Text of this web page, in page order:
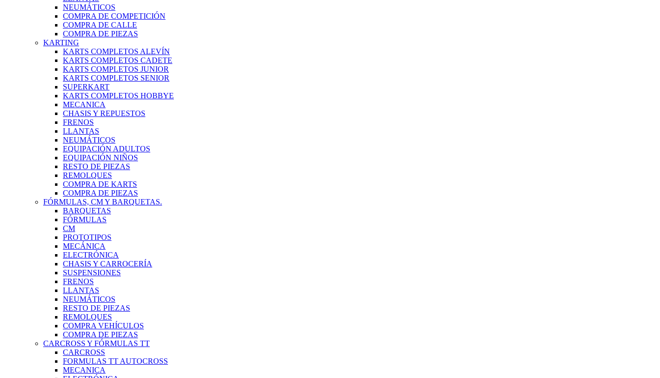
NEUMÁTICOS
COMPRA DE COMPETICIÓN
COMPRA DE CALLE
COMPRA DE PIEZAS
KARTING
KARTS COMPLETOS ALEVÍN
KARTS COMPLETOS CADETE
KARTS COMPLETOS JUNIOR
KARTS COMPLETOS SENIOR
SUPERKART
KARTS COMPLETOS HOBBYE
MECANICA
CHASIS Y REPUESTOS
FRENOS
LLANTAS
NEUMÁTICOS
EQUIPACIÓN ADULTOS
EQUIPACIÓN NIÑOS
RESTO DE PIEZAS
REMOLQUES
COMPRA DE KARTS
COMPRA DE PIEZAS
FÓRMULAS, CM Y BARQUETAS.
BARQUETAS
FÓRMULAS
CM
PROTOTIPOS
MECÁNICA
ELECTRÓNICA
CHASIS Y CARROCERÍA
SUSPENSIONES
FRENOS
LLANTAS
NEUMÁTICOS
RESTO DE PIEZAS
REMOLQUES
COMPRA VEHÍCULOS
COMPRA DE PIEZAS
CARCROSS Y FÓRMULAS TT
CARCROSS
FORMULAS TT AUTOCROSS
MECANICA